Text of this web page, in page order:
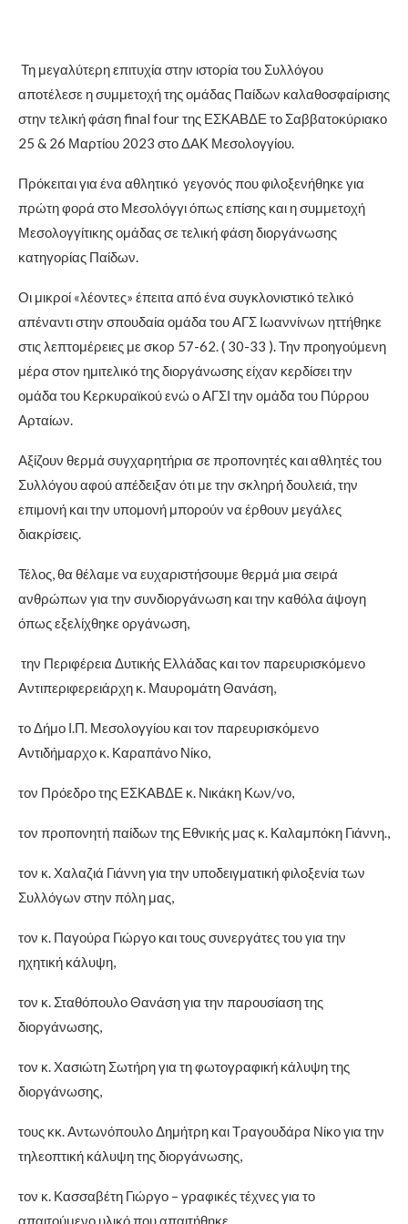
Τη μεγαλύτερη επιτυχία στην ιστορία του Συλλόγου
αποτέλεσε η συμμετοχή της ομάδας Παίδων καλαθοσφαίρισης
στην τελική φάση final four της ΕΣΚΑΒΔΕ το Σαββατοκύριακο
25 & 26 Μαρτίου 2023 στο ΔΑΚ Μεσολογγίου.
Πρόκειται για ένα αθλητικό γεγονός που φιλοξενήθηκε για
πρώτη φορά στο Μεσολόγγι όπως επίσης και η συμμετοχή
Μεσολογγίτικης ομάδας σε τελική φάση διοργάνωσης
κατηγορίας Παίδων.
Οι μικροί «λέοντες» έπειτα από ένα συγκλονιστικό τελικό
απέναντι στην σπουδαία ομάδα του ΑΓΣ Ιωαννίνων ηττήθηκε
στις λεπτομέρειες με σκορ 57-62. ( 30-33 ). Την προηγούμενη
μέρα στον ημιτελικό της διοργάνωσης είχαν κερδίσει την
ομάδα του Κερκυραϊκού ενώ ο ΑΓΣΙ την ομάδα του Πύρρου
Αρταίων.
Αξίζουν θερμά συγχαρητήρια σε προπονητές και αθλητές του
Συλλόγου αφού απέδειξαν ότι με την σκληρή δουλειά, την
επιμονή και την υπομονή μπορούν να έρθουν μεγάλες
διακρίσεις.
Τέλος, θα θέλαμε να ευχαριστήσουμε θερμά μια σειρά
ανθρώπων για την συνδιοργάνωση και την καθόλα άψογη
όπως εξελίχθηκε οργάνωση,
την Περιφέρεια Δυτικής Ελλάδας και τον παρευρισκόμενο
Αντιπεριφερειάρχη κ. Μαυρομάτη Θανάση,
το Δήμο Ι.Π. Μεσολογγίου και τον παρευρισκόμενο
Αντιδήμαρχο κ. Καραπάνο Νίκο,
τον Πρόεδρο της ΕΣΚΑΒΔΕ κ. Νικάκη Κων/νο,
τον προπονητή παίδων της Εθνικής μας κ. Καλαμπόκη Γιάννη.,
τον κ. Χαλαζιά Γιάννη για την υποδειγματική φιλοξενία των
Συλλόγων στην πόλη μας,
τον κ. Παγούρα Γιώργο και τους συνεργάτες του για την
ηχητική κάλυψη,
τον κ. Σταθόπουλο Θανάση για την παρουσίαση της
διοργάνωσης,
τον κ. Χασιώτη Σωτήρη για τη φωτογραφική κάλυψη της
διοργάνωσης,
τους κκ. Αντωνόπουλο Δημήτρη και Τραγουδάρα Νίκο για την
τηλεοπτική κάλυψη της διοργάνωσης,
τον κ. Κασσαβέτη Γιώργο – γραφικές τέχνες για το
απαιτούμενο υλικό που απαιτήθηκε,